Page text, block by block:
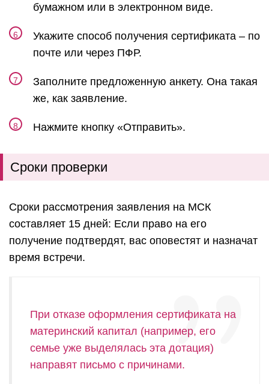
бумажном или в электронном виде.
Укажите способ получения сертификата – по
почте или через ПФР.
Заполните предложенную анкету. Она такая
же, как заявление.
Нажмите кнопку «Отправить».
Сроки проверки
Сроки рассмотрения заявления на МСК
составляет 15 дней: Если право на его
получение подтвердят, вас оповестят и назначат
время встречи.
При отказе оформления сертификата на
материнский капитал (например, его
семье уже выделялась эта дотация)
направят письмо с причинами.